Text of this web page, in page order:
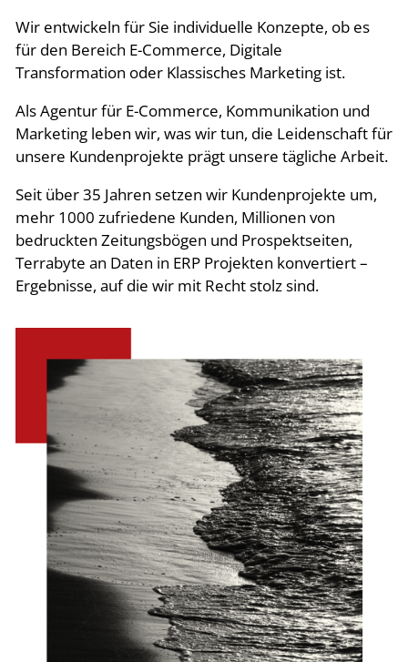
Wir entwickeln für Sie individuelle Konzepte, ob es
für den Bereich E-Commerce, Digitale
Transformation oder Klassisches Marketing ist.
Als Agentur für E-Commerce, Kommunikation und
Marketing leben wir, was wir tun, die Leidenschaft für
unsere Kundenprojekte prägt unsere tägliche Arbeit.
Seit über 35 Jahren setzen wir Kundenprojekte um,
mehr 1000 zufriedene Kunden, Millionen von
bedruckten Zeitungsbögen und Prospektseiten,
Terrabyte an Daten in ERP Projekten konvertiert –
Ergebnisse, auf die wir mit Recht stolz sind.